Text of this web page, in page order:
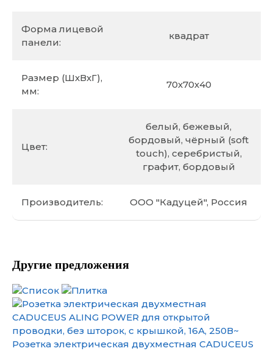
Форма лицевой
панели:
квадрат
Размер (ШхВхГ),
мм:
70х70х40
Цвет:
белый, бежевый,
бордовый, чёрный (soft
touch), серебристый,
графит, бордовый
Производитель: ООО "Кадуцей", Россия
Другие предложения
Розетка электрическая двухместная CADUCEUS